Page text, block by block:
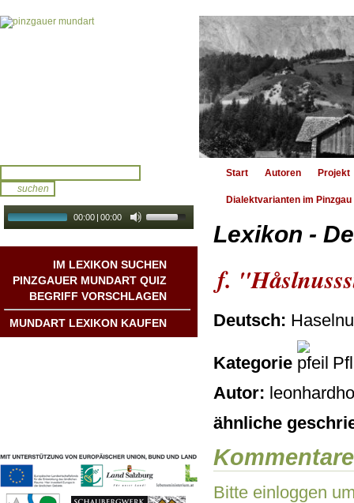
00:00 | 00:00
IM LEXIKON SUCHEN
PINZGAUER MUNDART QUIZ
BEGRIFF VORSCHLAGEN
MUNDART LEXIKON KAUFEN
Start Autoren Projekt
Dialektvarianten im Pinzgau
Lexikon -
f.
Deutsch:
Kategorie
Autor:
ähnliche
Kommentare
Bitte einloggen